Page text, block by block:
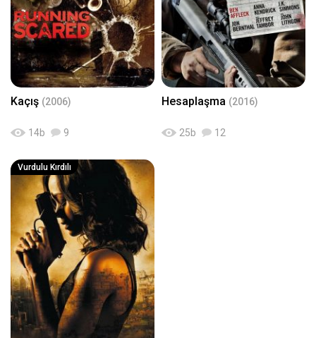
Kaçış (2006)
14b 9
Hesaplaşma (2016)
25b 12
Vurdulu Kırdılı